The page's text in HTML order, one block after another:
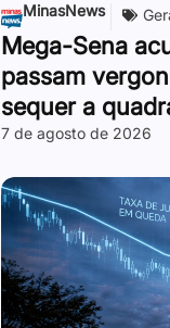
MinasNews
Mega-Sena
passam
sequer a
7 de agosto de 2026